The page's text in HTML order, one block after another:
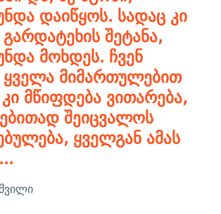
დაიწყოს. სადაც კი
შეტანა,
მოხდეს. ჩვენ
ყველა მიმართულებით
მწიფდება ვითარება,
შეიცვალოს
ყველგან ამას